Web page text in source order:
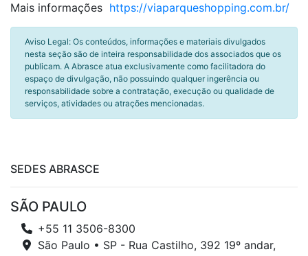
Mais informações https://viaparqueshopping.com.br/
Aviso Legal: Os conteúdos, informações e materiais divulgados
nesta seção são de inteira responsabilidade dos associados que os
publicam. A Abrasce atua exclusivamente como facilitadora do
espaço de divulgação, não possuindo qualquer ingerência ou
responsabilidade sobre a contratação, execução ou qualidade de
serviços, atividades ou atrações mencionadas.
SEDES ABRASCE
SÃO PAULO
+55 11 3506-8300
São Paulo • SP - Rua Castilho, 392 19º andar,